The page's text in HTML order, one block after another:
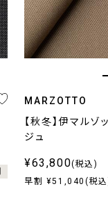
MARZOTTO
【秋冬】伊マルゾ
ジュ
¥63,800(税込)
早割 ¥51,040(税